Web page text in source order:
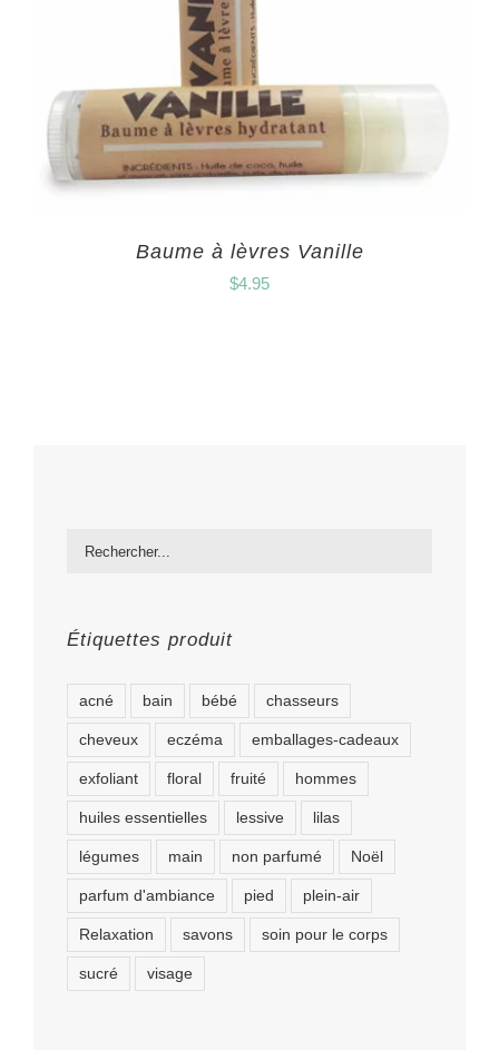
Baume à lèvres Vanille
$4.95
Étiquettes produit
acné bain bébé chasseurs
cheveux eczéma emballages-cadeaux
exfoliant floral fruité hommes
huiles essentielles lessive lilas
légumes main non parfumé Noël
parfum d'ambiance pied plein-air
Relaxation savons soin pour le corps
sucré visage